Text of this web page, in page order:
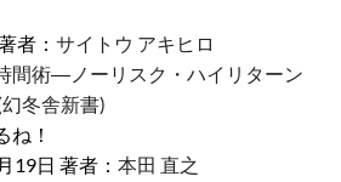
者： サイトウ アキヒロ
間術―ノーリスク・ハイリターン
冬舎新書)
ね！
19日 著者： 本田 直之